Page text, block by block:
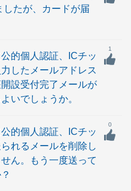
したが、カードが届
的個人認証、ICチッ
したメールアドレス
設受付完了メールが
いでしょうか。
1
的個人認証、ICチッ
れるメールを削除し
ん。もう一度送って
0